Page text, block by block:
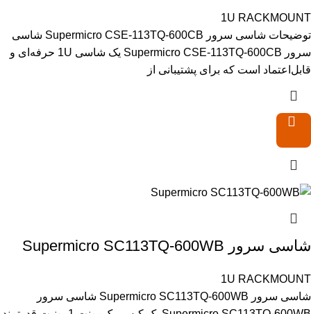
1U RACKMOUNT
توضیحات شاسی سرور Supermicro CSE-113TQ-600CB شاسی
سرور Supermicro CSE-113TQ-600CB یک شاسی 1U حرفه‌ای و
قابل‌اعتماد است که برای پشتیبانی از
شاسی سرور Supermicro SC113TQ-600WB
1U RACKMOUNT
شاسی سرور Supermicro SC113TQ-600WB شاسی سرور